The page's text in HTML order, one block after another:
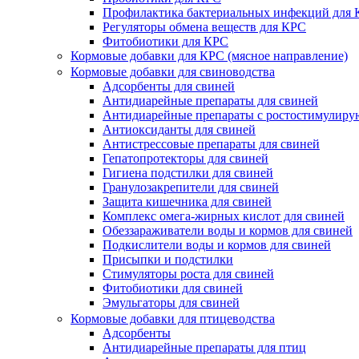
Профилактика бактериальных инфекций для
Регуляторы обмена веществ для КРС
Фитобиотики для КРС
Кормовые добавки для КРС (мясное направление)
Кормовые добавки для свиноводства
Адсорбенты для свиней
Антидиарейные препараты для свиней
Антидиарейные препараты с
Антиоксиданты для свиней
Антистрессовые препараты для свиней
Гепатопротекторы для свиней
Гигиена подстилки для свиней
Гранулозакрепители для свиней
Защита кишечника для свиней
Комплекс омега-жирных кислот для свиней
Обеззараживатели воды и кормов для свиней
Подкислители воды и кормов для свиней
Присыпки и подстилки
Стимуляторы роста для свиней
Фитобиотики для свиней
Эмульгаторы для свиней
Кормовые добавки для птицеводства
Адсорбенты
Антидиарейные препараты для птиц